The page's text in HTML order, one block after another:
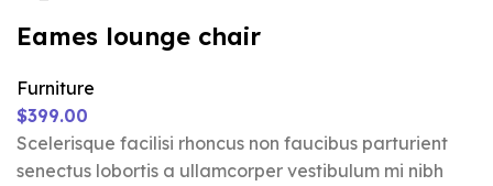
Eames lounge chair
Furniture
$399.00
Scelerisque facilisi rhoncus non faucibus parturient
senectus lobortis a ullamcorper vestibulum mi nibh